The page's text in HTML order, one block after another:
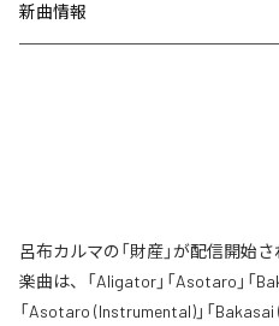
新曲情報
呂布カルマの「財産」が配信開始
楽曲は、「Aligator」「Asotaro」「
「Asotaro (Instrumental)」「